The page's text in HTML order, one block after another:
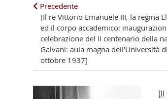
Precedente
[Il re Vittorio Emanuele III, la regina
ed il corpo accademico:
celebrazione del II centenario della
Galvani: aula magna dell'Università
ottobre 1937]